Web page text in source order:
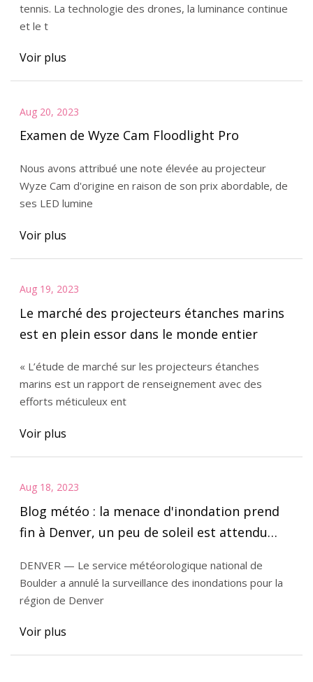
tennis. La technologie des drones, la luminance continue
et le t
Voir plus
Aug 20, 2023
Examen de Wyze Cam Floodlight Pro
Nous avons attribué une note élevée au projecteur
Wyze Cam d'origine en raison de son prix abordable, de
ses LED lumine
Voir plus
Aug 19, 2023
Le marché des projecteurs étanches marins
est en plein essor dans le monde entier
« L’étude de marché sur les projecteurs étanches
marins est un rapport de renseignement avec des
efforts méticuleux ent
Voir plus
Aug 18, 2023
Blog météo : la menace d'inondation prend
fin à Denver, un peu de soleil est attendu
DENVER — Le service météorologique national de
Boulder a annulé la surveillance des inondations pour la
région de Denver
Voir plus